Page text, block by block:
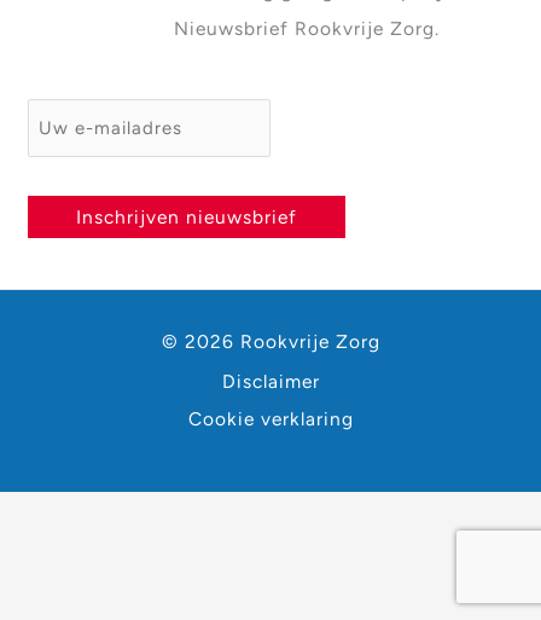
Nieuwsbrief Rookvrije Zorg.
E-mailadres *
Inschrijven nieuwsbrief
© 2026 Rookvrije Zorg
Disclaimer
Cookie verklaring